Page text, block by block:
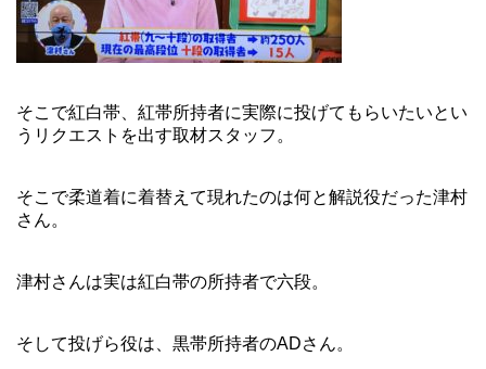
そこで紅白帯、紅帯所持者に実際に投げてもらいたいとい
うリクエストを出す取材スタッフ。
そこで柔道着に着替えて現れたのは何と解説役だった津村
さん。
津村さんは実は紅白帯の所持者で六段。
そして投げら役は、黒帯所持者のADさん。